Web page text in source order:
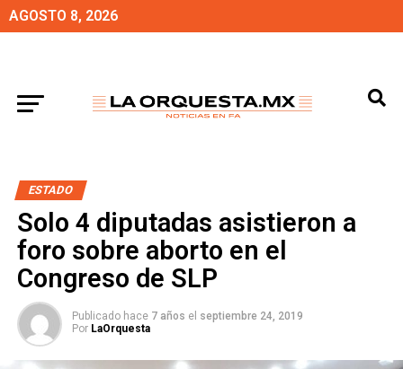
AGOSTO 8, 2026
ESTADO
Solo 4 diputadas asistieron a
foro sobre aborto en el
Congreso de SLP
Publicado hace 7 años el septiembre 24, 2019
Por LaOrquesta